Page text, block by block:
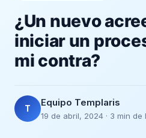
¿Un nuevo
iniciar un
mi contra?
T
Equipo Templaris
19 de abril, 2024 · 3 min de